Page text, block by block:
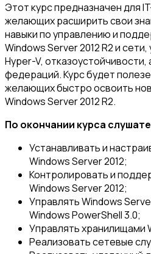
Этот курс предназначен для
желающих расширить свои
навыки по управлению и
Windows Server 2012 R2 и
Hyper-V,
федераций. Курс будет
желающих быстро освоить
Windows Server 2012 R2.
По окончании курса
Устанавливать и
Windows Server 2012;
Контролировать и
Windows Server 2012;
Управлять Windows
Windows PowerShell 3.0;
Управлять хранилищами
Реализовать сетевые